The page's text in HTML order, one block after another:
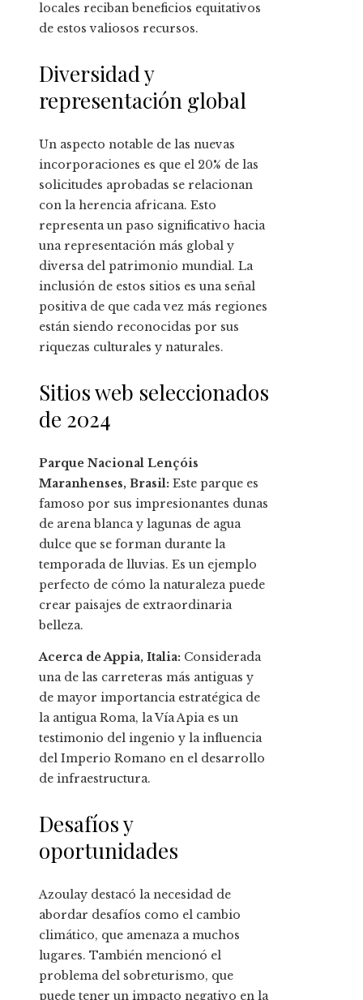
locales reciban beneficios equitativos
de estos valiosos recursos.
Diversidad y
representación global
Un aspecto notable de las nuevas
incorporaciones es que el 20% de las
solicitudes aprobadas se relacionan
con la herencia africana. Esto
representa un paso significativo hacia
una representación más global y
diversa del patrimonio mundial. La
inclusión de estos sitios es una señal
positiva de que cada vez más regiones
están siendo reconocidas por sus
riquezas culturales y naturales.
Sitios web seleccionados
de 2024
Parque Nacional Lençóis
Maranhenses, Brasil: Este parque es
famoso por sus impresionantes dunas
de arena blanca y lagunas de agua
dulce que se forman durante la
temporada de lluvias. Es un ejemplo
perfecto de cómo la naturaleza puede
crear paisajes de extraordinaria
belleza.
Acerca de Appia, Italia: Considerada
una de las carreteras más antiguas y
de mayor importancia estratégica de
la antigua Roma, la Vía Apia es un
testimonio del ingenio y la influencia
del Imperio Romano en el desarrollo
de infraestructura.
Desafíos y
oportunidades
Azoulay destacó la necesidad de
abordar desafíos como el cambio
climático, que amenaza a muchos
lugares. También mencionó el
problema del sobreturismo, que
puede tener un impacto negativo en la